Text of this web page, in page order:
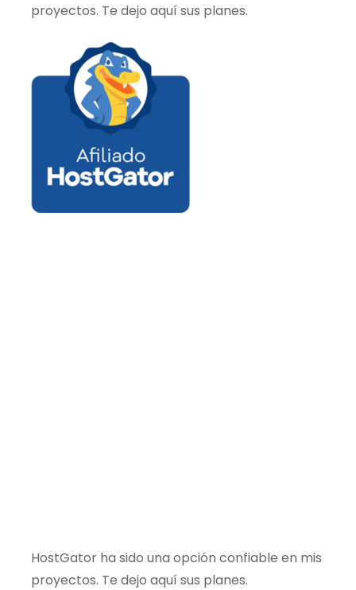
proyectos. Te dejo aquí sus planes.
HostGator ha sido una opción confiable en mis
proyectos. Te dejo aquí sus planes.